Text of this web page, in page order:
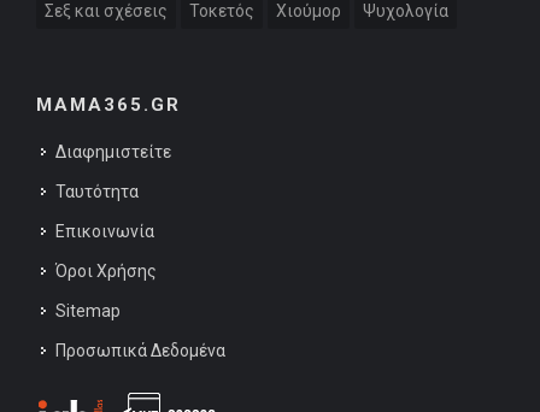
Σεξ και σχέσεις Τοκετός Χιούμορ Ψυχολογία
MAMA365.GR
Διαφημιστείτε
Ταυτότητα
Επικοινωνία
Όροι Χρήσης
Sitemap
Προσωπικά Δεδομένα